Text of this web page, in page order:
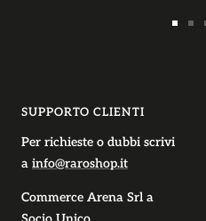
SUPPORTO CLIENTI
Per richieste o dubbi scrivi
a info@raroshop.it
Commerce Arena Srl a